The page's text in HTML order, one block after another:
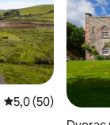
Prosječna ocjena:
5,0 (50)